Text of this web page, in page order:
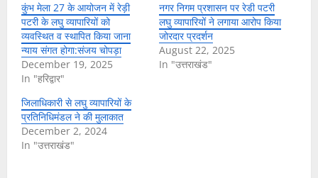
कुंभ मेला 27 के आयोजन में रेड़ी
पटरी के लघु व्यापारियों को
व्यवस्थित व स्थापित किया जाना
न्याय संगत होगा:संजय चोपड़ा
December 19, 2025
In "हरिद्वार"
नगर निगम प्रशासन पर रेडी पटरी
लघु व्यापारियों ने लगाया आरोप किया
जोरदार प्रदर्शन
August 22, 2025
In "उत्तराखंड"
जिलाधिकारी से लघु व्यापारियों के
प्रतिनिधिमंडल ने की मुलाकात
December 2, 2024
In "उत्तराखंड"